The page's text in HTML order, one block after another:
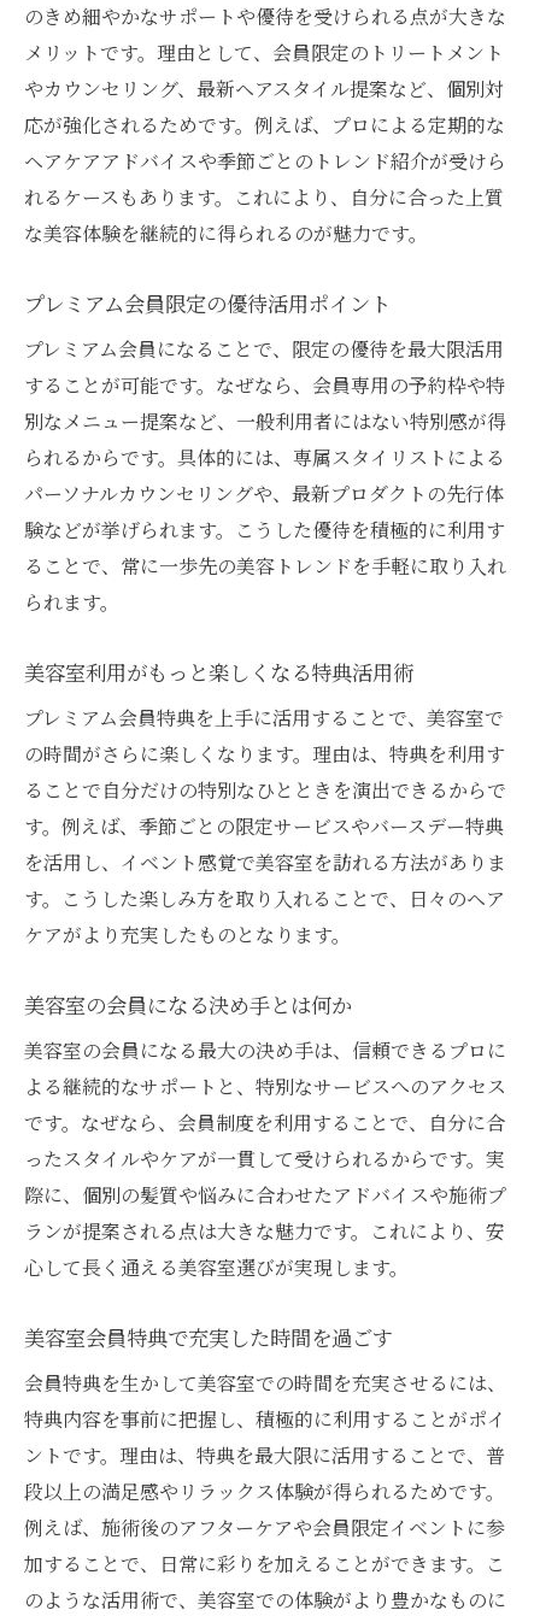
のきめ細やかなサポートや優待を受けられる点が大きな
メリットです。理由として、会員限定のトリートメント
やカウンセリング、最新ヘアスタイル提案など、個別対
応が強化されるためです。例えば、プロによる定期的な
ヘアケアアドバイスや季節ごとのトレンド紹介が受けら
れるケースもあります。これにより、自分に合った上質
な美容体験を継続的に得られるのが魅力です。
プレミアム会員限定の優待活用ポイント
プレミアム会員になることで、限定の優待を最大限活用
することが可能です。なぜなら、会員専用の予約枠や特
別なメニュー提案など、一般利用者にはない特別感が得
られるからです。具体的には、専属スタイリストによる
パーソナルカウンセリングや、最新プロダクトの先行体
験などが挙げられます。こうした優待を積極的に利用す
ることで、常に一歩先の美容トレンドを手軽に取り入れ
られます。
美容室利用がもっと楽しくなる特典活用術
プレミアム会員特典を上手に活用することで、美容室で
の時間がさらに楽しくなります。理由は、特典を利用す
ることで自分だけの特別なひとときを演出できるからで
す。例えば、季節ごとの限定サービスやバースデー特典
を活用し、イベント感覚で美容室を訪れる方法がありま
す。こうした楽しみ方を取り入れることで、日々のヘア
ケアがより充実したものとなります。
美容室の会員になる決め手とは何か
美容室の会員になる最大の決め手は、信頼できるプロに
よる継続的なサポートと、特別なサービスへのアクセス
です。なぜなら、会員制度を利用することで、自分に合
ったスタイルやケアが一貫して受けられるからです。実
際に、個別の髪質や悩みに合わせたアドバイスや施術プ
ランが提案される点は大きな魅力です。これにより、安
心して長く通える美容室選びが実現します。
美容室会員特典で充実した時間を過ごす
会員特典を生かして美容室での時間を充実させるには、
特典内容を事前に把握し、積極的に利用することがポイ
ントです。理由は、特典を最大限に活用することで、普
段以上の満足感やリラックス体験が得られるためです。
例えば、施術後のアフターケアや会員限定イベントに参
加することで、日常に彩りを加えることができます。こ
のような活用術で、美容室での体験がより豊かなものに